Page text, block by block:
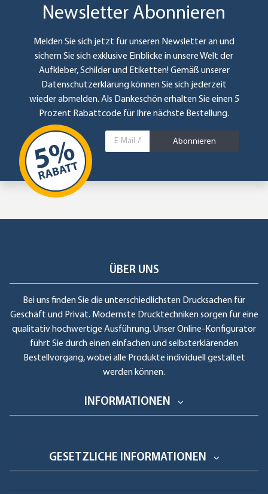
Newsletter Abonnieren
Melden Sie sich jetzt für unseren Newsletter an und
sichern Sie sich exklusive Einblicke in unsere Welt der
Aufkleber, Schilder und Etiketten! Gemäß unserer
Datenschutzerklärungkönnen Sie sich jederzeit
wieder abmelden. Als Dankeschön erhalten Sie einen 5
Prozent Rabattcode für Ihre nächste Bestellung.
Abonnieren
ÜBER UNS
Bei uns finden Sie die unterschiedlichsten Drucksachen für
Geschäft und Privat. Modernste Drucktechniken sorgen für eine
qualitativ hochwertige Ausführung. Unser Online-Konfigurator
führt Sie durch einen einfachen und selbsterklärenden
Bestellvorgang, wobei alle Produkte individuell gestaltet
werden können.
INFORMATIONEN
GESETZLICHE INFORMATIONEN